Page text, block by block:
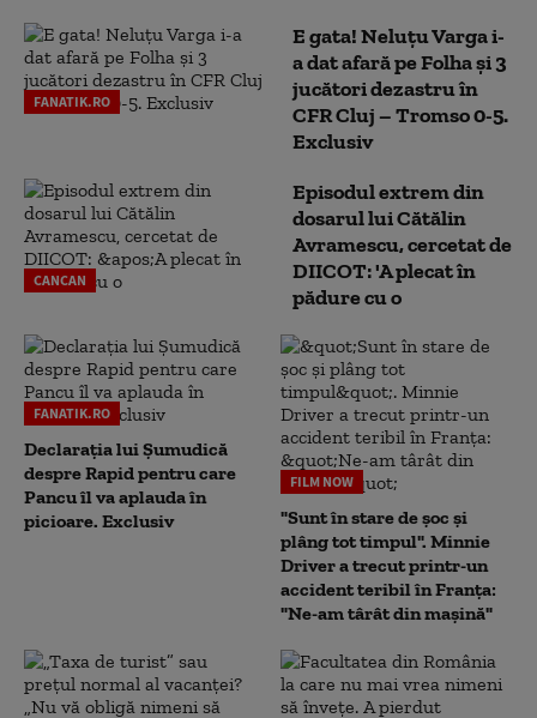
FANATIK.RO
E gata! Neluțu Varga i-
a dat afară pe Folha și 3
jucători dezastru în
CFR Cluj – Tromso 0-5.
Exclusiv
CANCAN
Episodul extrem din
dosarul lui Cătălin
Avramescu, cercetat de
DIICOT: 'A plecat în
pădure cu o
FANATIK.RO
Declarația lui Șumudică
despre Rapid pentru care
Pancu îl va aplauda în
picioare. Exclusiv
FILM NOW
"Sunt în stare de șoc și
plâng tot timpul". Minnie
Driver a trecut printr-un
accident teribil în Franța:
"Ne-am târât din mașină"